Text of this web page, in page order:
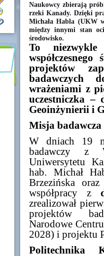
Naukowcy zbierają
rzeki Kanady. Dzięki
Michała Habla (UKW
między innymi stan
środowisko.
To
projektów
badawczych
wrażeniami z
uczestniczka
Geoinżynierii i
Misja badawcza
W dniach 19
badawczy z
Uniwersytetu
hab. Michał
Brzezińska
współpracy z
zrealizował
projektów
Narodowe
2028) i projektu
Politechnika